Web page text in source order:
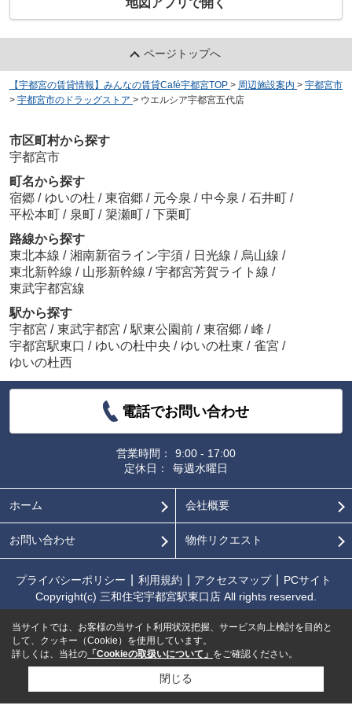
地図アプリで開く
ページトップへ
【宇都宮の賃貸情報】みんなの賃貸Café宇都宮TOP > 周辺施設案内 > 宇都宮市
> 宇都宮市のドラッグストア > ウエルシア宇都宮五代店
市区町村から探す
宇都宮市
町名から探す
宿郷 / ゆいの杜 / 東宿郷 / 元今泉 / 中今泉 / 石井町 /
平松本町 / 泉町 / 簗瀬町 / 下栗町
路線から探す
東北本線 / 湘南新宿ライン宇須 / 日光線 / 烏山線 /
東北新幹線 / 山形新幹線 / 宇都宮芳賀ライト線 /
東武宇都宮線
駅から探す
宇都宮 / 東武宇都宮 / 駅東公園前 / 東宿郷 / 峰 /
宇都宮駅東口 / ゆいの杜中央 / ゆいの杜東 / 雀宮 /
ゆいの杜西
電話でお問い合わせ
営業時間：
9:00 - 17:00
定休日：
毎週水曜日
ホーム 会社概要
お問い合わせ 物件リクエスト
プライバシーポリシー 利用規約 アクセスマップ
PCサイト
Copyright(c) 三和住宅宇都宮駅東口店 All rights reserved.
当サイトでは、お客様の当サイト利用状況把握、サービス向上検討を目的と
して、クッキー（Cookie）を使用しています。
詳しくは、当社の 「Cookieの取扱いについて」 をご確認ください。
閉じる